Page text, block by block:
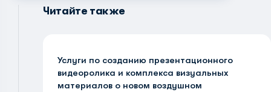
Читайте также
Услуги по созданию презентационного
видеоролика и комплекса визуальных
материалов о новом воздушном